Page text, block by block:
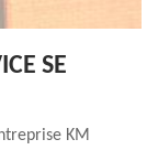
SE
KM